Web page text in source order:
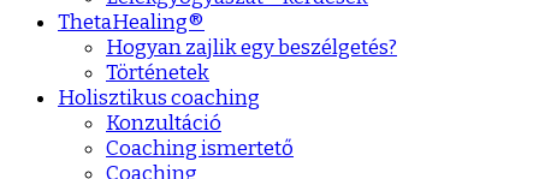
ThetaHealing®
Hogyan zajlik egy beszélgetés?
Történetek
Holisztikus coaching
Konzultáció
Coaching ismertető
Coaching